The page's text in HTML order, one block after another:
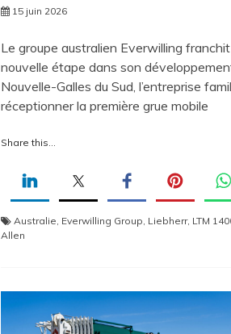
15 juin 2026
Le groupe australien Everwilling
nouvelle étape dans son
Nouvelle-Galles du Sud, l’entreprise
réceptionner la première grue mobile
Share this...
Australie Everwilling Group Liebherr, LTM
Allen